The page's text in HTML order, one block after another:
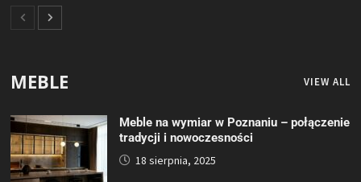
MEBLE VIEW ALL
Meble na wymiar w Poznaniu – połączenie
tradycji i nowoczesności
18 sierpnia, 2025